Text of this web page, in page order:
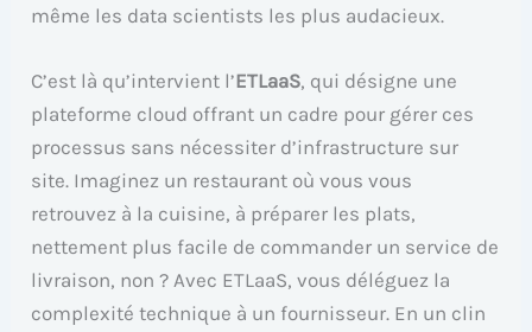
même les data scientists les plus audacieux.
C’est là qu’intervient l’ETLaaS, qui désigne une
plateforme cloud offrant un cadre pour gérer ces
processus sans nécessiter d’infrastructure sur
site. Imaginez un restaurant où vous vous
retrouvez à la cuisine, à préparer les plats,
nettement plus facile de commander un service de
livraison, non ? Avec ETLaaS, vous déléguez la
complexité technique à un fournisseur. En un clin